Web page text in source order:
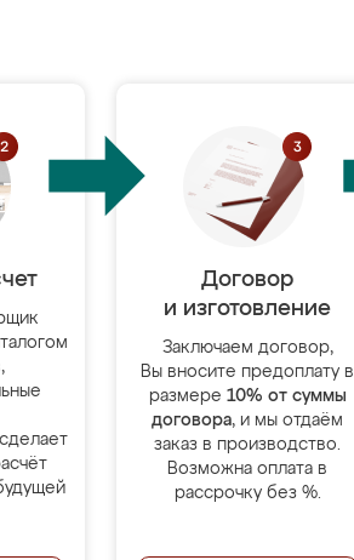
Договор
и изготовление
Заключаем договор,
Вы вносите предоплату в
размере 10% от суммы
договора, и мы отдаём
заказ в производство.
Возможна оплата в
рассрочку без %.